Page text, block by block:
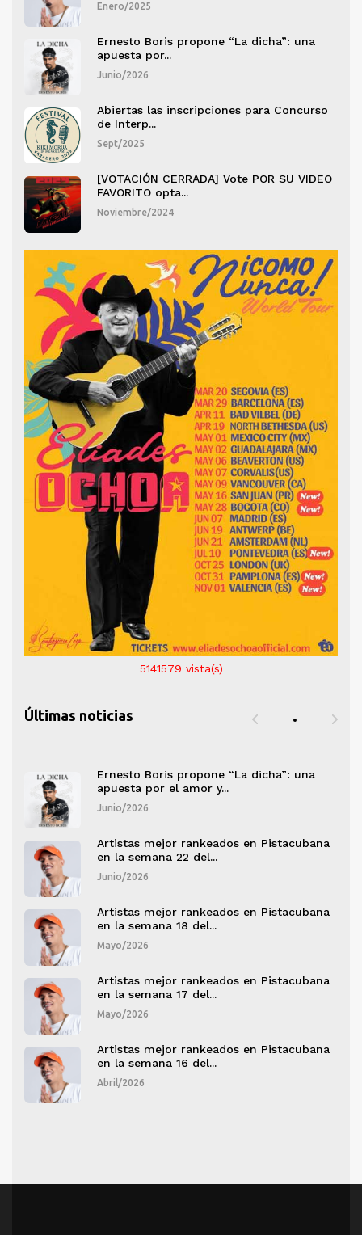
Enero/2025
Ernesto Boris propone “La dicha”: una
apuesta por...
Junio/2026
Abiertas las inscripciones para Concurso
de Interp...
Sept/2025
[VOTACIÓN CERRADA] Vote POR SU VIDEO
FAVORITO opta...
Noviembre/2024
5141579 vista(s)
Últimas noticias
Ernesto Boris propone “La dicha”: una
apuesta por el amor y...
Junio/2026
Artistas mejor rankeados en Pistacubana
en la semana 22 del...
Junio/2026
Artistas mejor rankeados en Pistacubana
en la semana 18 del...
Mayo/2026
Artistas mejor rankeados en Pistacubana
en la semana 17 del...
Mayo/2026
Artistas mejor rankeados en Pistacubana
en la semana 16 del...
Abril/2026